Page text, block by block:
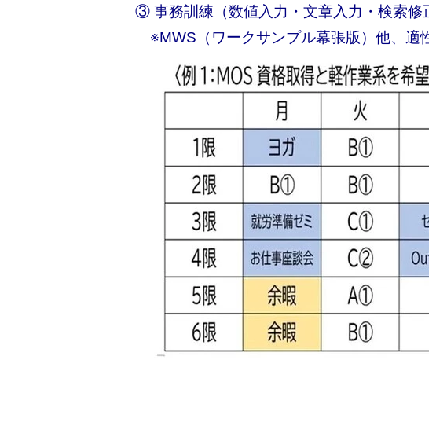
③ 事務訓練（数値入力・文章入力・検索修
※MWS（ワークサンプル幕張版）他、適